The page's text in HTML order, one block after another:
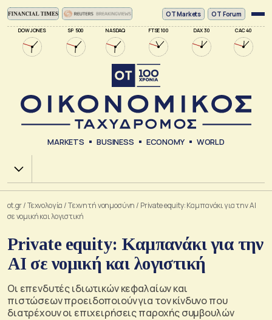
DOW JONES SP 500 NASDAQ FTSE 100 DAX 30 CAC 40
ΟΤ Markets OT Forum
MARKETS BUSINESS ECONOMY WORLD
Χ.Α.
ot.gr/Τεχνολογία /Tεχνητή νοημοσύνη / Private equity: Καμπανάκι για την AI
σε νομική και λογιστική
Private equity: Καμπανάκι για την
AI σε νομική και λογιστική
Οι επενδυτές ιδιωτικών κεφαλαίων και
πιστώσεων προειδοποιούν για τον κίνδυνο που
διατρέχουν οι επιχειρήσεις παροχής συμβουλών